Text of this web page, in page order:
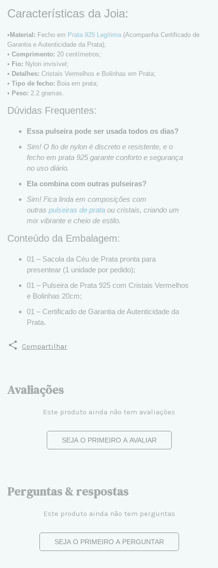
Características da Joia:
• Material: Fecho em Prata 925 Legítima (Acompanha Certificado de
Garantia e Autenticidade da Prata);
• Comprimento: 20 centímetros;
• Fio: Nylon invisível;
• Detalhes: Cristais Vermelhos e Bolinhas em Prata;
• Tipo de fecho: Boia em prata;
• Peso: 2.2 gramas.
Dúvidas Frequentes:
Essa pulseira pode ser usada todos os dias?
Sim! O fio de nylon é discreto e resistente, e o
fecho em prata 925 garante conforto e segurança
no uso diário.
Ela combina com outras pulseiras?
Sim! Fica linda em composições com
outras pulseiras de prata ou cristais, criando um
mix vibrante e cheio de estilo.
Conteúdo da Embalagem:
01 – Sacola da Céu de Prata pronta para
presentear (1 unidade por pedido);
01 – Pulseira de Prata 925 com Cristais Vermelhos
e Bolinhas 20cm;
01 – Certificado de Garantia de Autenticidade da
Prata.
Compartilhar
Avaliações
Este produto ainda não tem avaliações
SEJA O PRIMEIRO A AVALIAR
Perguntas & respostas
Este produto ainda não tem perguntas
SEJA O PRIMEIRO A PERGUNTAR